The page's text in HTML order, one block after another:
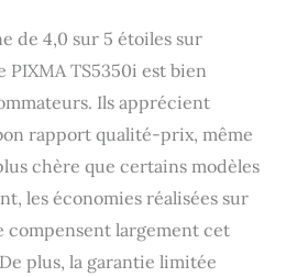
de 4,0 sur 5 étoiles sur
PIXMA TS5350i est bien
Ils apprécient
rapport qualité-prix, même
chère que certains modèles
les économies réalisées sur
compensent largement cet
plus, la garantie limitée